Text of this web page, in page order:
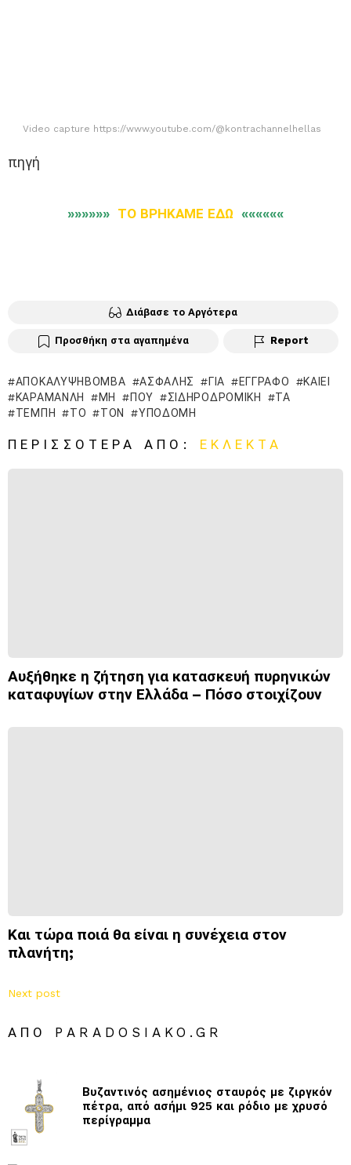
Video capture https://www.youtube.com/@kontrachannelhellas
πηγή
»»»»»» ΤΟ ΒΡΗΚΑΜΕ ΕΔΩ ««««««
Διάβασε το Αργότερα
Προσθήκη στα αγαπημένα Report
ΑΠΟΚΆΛΥΨΗΒΌΜΒΑ ΑΣΦΑΛΉΣ ΓΙΑ ΕΓΓΡΑΦΟ
ΚΑΊΕΙ
ΚΑΡΑΜΑΝΛΉ
ΜΗ ΠΟΥ ΣΙΔΗΡΟΔΡΟΜΙΚΉ
ΤΑ
ΤΈΜΠΗ
ΤΟ ΤΟΝ ΥΠΟΔΟΜΉ
ΠΕΡΙΣΣΌΤΕΡΑ ΑΠΌ: ΕΚΛΕΚΤΆ
Αυξήθηκε η ζήτηση για κατασκευή πυρηνικών
καταφυγίων στην Ελλάδα – Πόσο στοιχίζουν
Και τώρα ποιά θα είναι η συνέχεια στον
πλανήτη;
Next post
ΑΠΌ PARADOSIAKO.GR
Βυζαντινός ασημένιος σταυρός με ζιργκόν
πέτρα, από ασήμι 925 και ρόδιο με χρυσό
περίγραμμα